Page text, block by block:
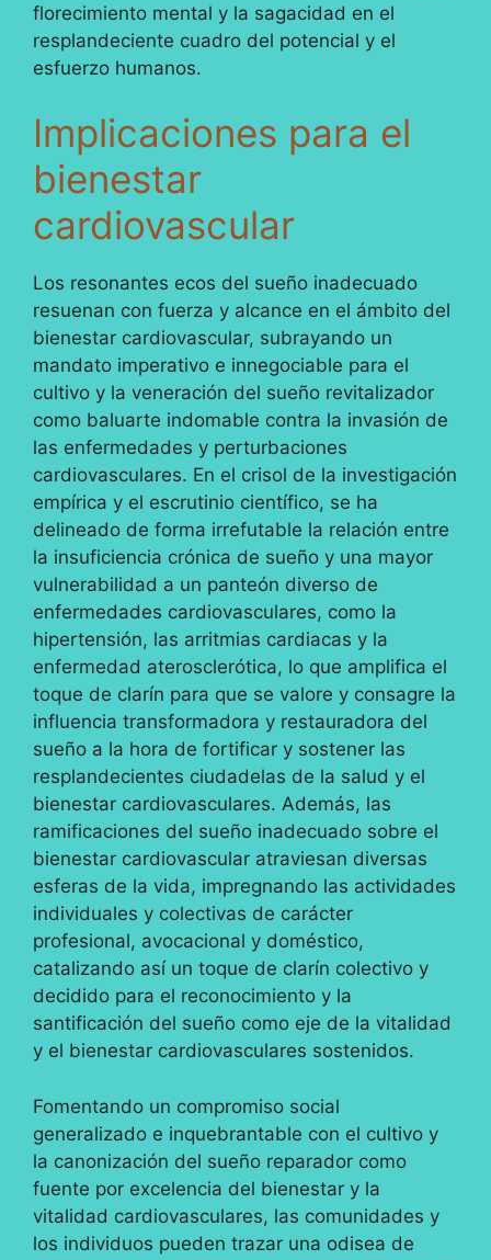
florecimiento mental y la sagacidad en el
resplandeciente cuadro del potencial y el
esfuerzo humanos.
Implicaciones para el
bienestar
cardiovascular
Los resonantes ecos del sueño inadecuado
resuenan con fuerza y alcance en el ámbito del
bienestar cardiovascular, subrayando un
mandato imperativo e innegociable para el
cultivo y la veneración del sueño revitalizador
como baluarte indomable contra la invasión de
las enfermedades y perturbaciones
cardiovasculares. En el crisol de la investigación
empírica y el escrutinio científico, se ha
delineado de forma irrefutable la relación entre
la insuficiencia crónica de sueño y una mayor
vulnerabilidad a un panteón diverso de
enfermedades cardiovasculares, como la
hipertensión, las arritmias cardiacas y la
enfermedad aterosclerótica, lo que amplifica el
toque de clarín para que se valore y consagre la
influencia transformadora y restauradora del
sueño a la hora de fortificar y sostener las
resplandecientes ciudadelas de la salud y el
bienestar cardiovasculares. Además, las
ramificaciones del sueño inadecuado sobre el
bienestar cardiovascular atraviesan diversas
esferas de la vida, impregnando las actividades
individuales y colectivas de carácter
profesional, avocacional y doméstico,
catalizando así un toque de clarín colectivo y
decidido para el reconocimiento y la
santificación del sueño como eje de la vitalidad
y el bienestar cardiovasculares sostenidos.
Fomentando un compromiso social
generalizado e inquebrantable con el cultivo y
la canonización del sueño reparador como
fuente por excelencia del bienestar y la
vitalidad cardiovasculares, las comunidades y
los individuos pueden trazar una odisea de